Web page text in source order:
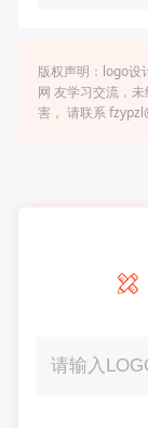
版权声明：logo设
网 友学习交流，
害， 请联系